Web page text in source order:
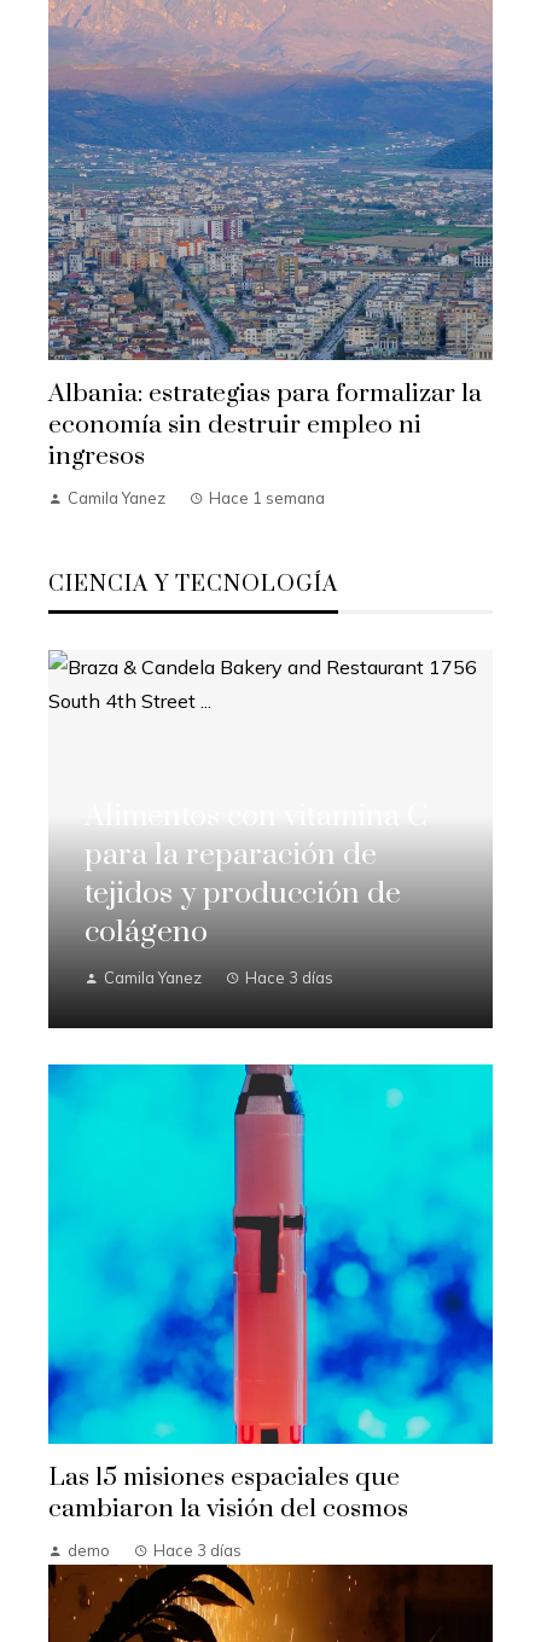
Albania: estrategias para formalizar la
economía sin destruir empleo ni
ingresos
Camila Yanez Hace 1 semana
CIENCIA Y TECNOLOGÍA
para la reparación de
tejidos y producción de
colágeno
Camila Yanez Hace 3 días
Las 15 misiones espaciales que
cambiaron la visión del cosmos
demo Hace 3 días